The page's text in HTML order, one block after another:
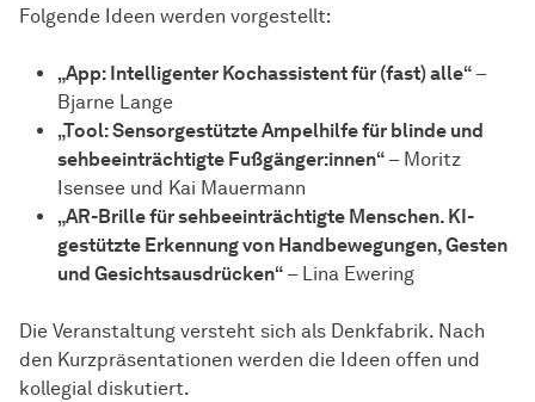
Folgende Ideen werden vorgestellt:
„App: Intelligenter Kochassistent für (fast) alle“ –
Bjarne Lange
„Tool: Sensorgestützte Ampelhilfe für blinde und
sehbeeinträchtigte Fußgänger:innen“ – Moritz
Isensee und Kai Mauermann
„AR-Brille für sehbeeinträchtigte Menschen. KI-
gestützte Erkennung von Handbewegungen, Gesten
und Gesichtsausdrücken“ – Lina Ewering
Die Veranstaltung versteht sich als Denkfabrik. Nach
den Kurzpräsentationen werden die Ideen offen und
kollegial diskutiert.